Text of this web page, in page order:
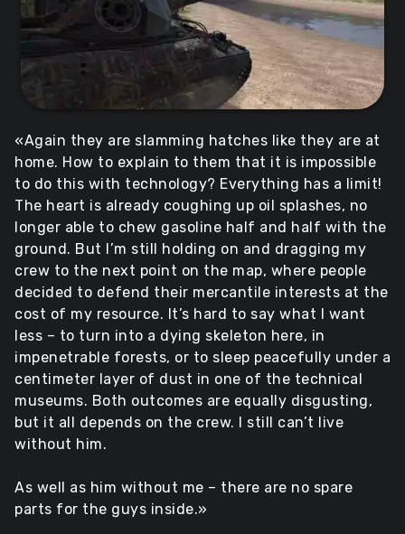
«Again they are slamming hatches like they are at
home. How to explain to them that it is impossible
to do this with technology? Everything has a limit!
The heart is already coughing up oil splashes, no
longer able to chew gasoline half and half with the
ground. But I’m still holding on and dragging my
crew to the next point on the map, where people
decided to defend their mercantile interests at the
cost of my resource. It’s hard to say what I want
less – to turn into a dying skeleton here, in
impenetrable forests, or to sleep peacefully under a
centimeter layer of dust in one of the technical
museums. Both outcomes are equally disgusting,
but it all depends on the crew. I still can’t live
without him.
As well as him without me – there are no spare
parts for the guys inside.»